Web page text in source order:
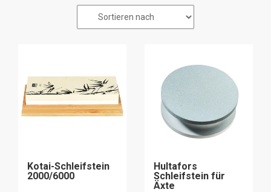
Kotai-Schleifstein
2000/6000
Hultafors
Schleifstein für
Äxte